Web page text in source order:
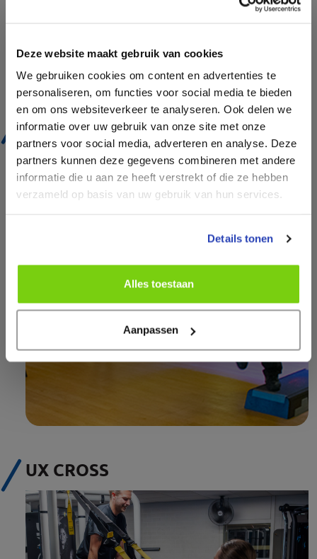
Deze website maakt gebruik van cookies
We gebruiken cookies om content en advertenties te
personaliseren, om functies voor social media te bieden
en om ons websiteverkeer te analyseren. Ook delen we
informatie over uw gebruik van onze site met onze
partners voor social media, adverteren en analyse. Deze
partners kunnen deze gegevens combineren met andere
informatie die u aan ze heeft verstrekt of die ze hebben
verzameld op basis van uw gebruik van hun services.
Details tonen
Alles toestaan
Aanpassen
STEPS
UX CROSS